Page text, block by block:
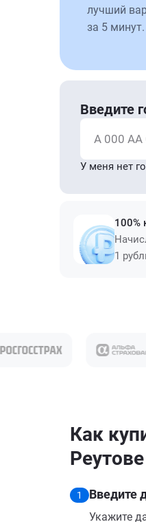
лучший
за 5 минут.
Введите
А 000 АА
У меня нет
100%
1
Как
Реутове
1 Введите
Укажите